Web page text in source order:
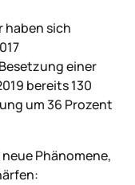
haben sich
einer
bereits 130
um 36 Prozent
Phänomene,